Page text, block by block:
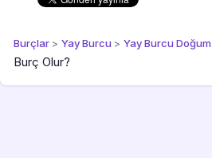
Burçlar > Yay Burcu > Yay Burcu
Burç Olur?